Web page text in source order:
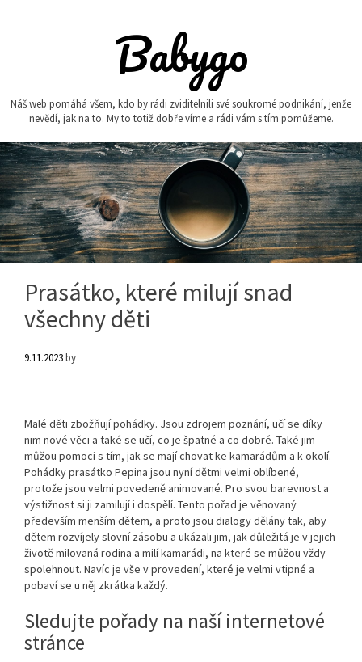
Babygo
Náš web pomáhá všem, kdo by rádi zviditelnili své soukromé podnikání, jenže
nevědí, jak na to. My to totiž dobře víme a rádi vám s tím pomůžeme.
Prasátko, které milují snad
všechny děti
9.11.2023by
Malé děti zbožňují pohádky. Jsou zdrojem poznání, učí se díky
nim nové věci a také se učí, co je špatné a co dobré. Také jim
můžou pomoci s tím, jak se mají chovat ke kamarádům a k okolí.
Pohádky prasátko Pepina jsou nyní dětmi velmi oblíbené,
protože jsou velmi povedeně animované. Pro svou barevnost a
výstižnost si ji zamilují i dospělí. Tento pořad je věnovaný
především menším dětem, a proto jsou dialogy dělány tak, aby
dětem rozvíjely slovní zásobu a ukázali jim, jak důležitá je v jejich
životě milovaná rodina a milí kamarádi, na které se můžou vždy
spolehnout. Navíc je vše v provedení, které je velmi vtipné a
pobaví se u něj zkrátka každý.
Sledujte pořady na naší internetové
stránce